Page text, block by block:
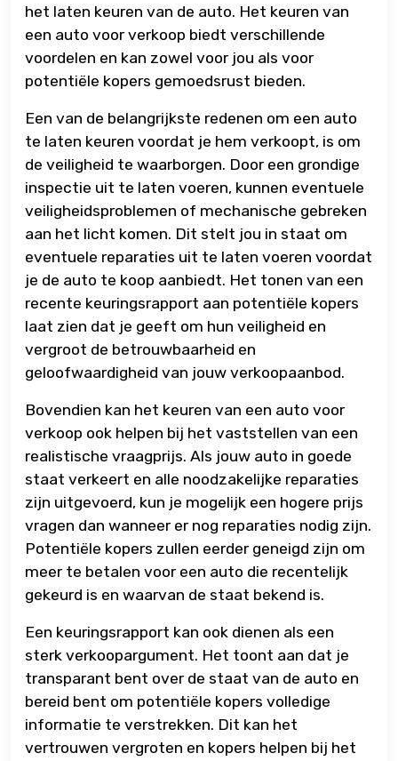
het laten keuren van de auto. Het keuren van
een auto voor verkoop biedt verschillende
voordelen en kan zowel voor jou als voor
potentiële kopers gemoedsrust bieden.
Een van de belangrijkste redenen om een auto
te laten keuren voordat je hem verkoopt, is om
de veiligheid te waarborgen. Door een grondige
inspectie uit te laten voeren, kunnen eventuele
veiligheidsproblemen of mechanische gebreken
aan het licht komen. Dit stelt jou in staat om
eventuele reparaties uit te laten voeren voordat
je de auto te koop aanbiedt. Het tonen van een
recente keuringsrapport aan potentiële kopers
laat zien dat je geeft om hun veiligheid en
vergroot de betrouwbaarheid en
geloofwaardigheid van jouw verkoopaanbod.
Bovendien kan het keuren van een auto voor
verkoop ook helpen bij het vaststellen van een
realistische vraagprijs. Als jouw auto in goede
staat verkeert en alle noodzakelijke reparaties
zijn uitgevoerd, kun je mogelijk een hogere prijs
vragen dan wanneer er nog reparaties nodig zijn.
Potentiële kopers zullen eerder geneigd zijn om
meer te betalen voor een auto die recentelijk
gekeurd is en waarvan de staat bekend is.
Een keuringsrapport kan ook dienen als een
sterk verkoopargument. Het toont aan dat je
transparant bent over de staat van de auto en
bereid bent om potentiële kopers volledige
informatie te verstrekken. Dit kan het
vertrouwen vergroten en kopers helpen bij het